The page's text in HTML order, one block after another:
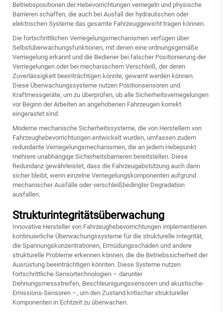
Betriebspositionen der Hebevorrichtungen verriegeln und physische
Barrieren schaffen, die auch bei Ausfall der hydraulischen oder
elektrischen Systeme das gesamte Fahrzeuggewicht tragen können.
Die fortschrittlichen Verriegelungsmechanismen verfügen über
Selbstüberwachungsfunktionen, mit denen eine ordnungsgemäße
Verriegelung erkannt und die Bediener bei falscher Positionierung der
Verriegelungen oder bei mechanischem Verschleiß, der deren
Zuverlässigkeit beeinträchtigen könnte, gewarnt werden können.
Diese Überwachungssysteme nutzen Positionsensoren und
Kraftmessgeräte, um zu überprüfen, ob alle Sicherheitsverriegelungen
vor Beginn der Arbeiten an angehobenen Fahrzeugen korrekt
eingerastet sind.
Moderne mechanische Sicherheitssysteme, die von Herstellern von
Fahrzeughebevorrichtungen entwickelt wurden, umfassen zudem
redundante Verriegelungsmechanismen, die an jedem Hebepunkt
mehrere unabhängige Sicherheitsbarrieren bereitstellen. Diese
Redundanz gewährleistet, dass die Fahrzeugabstützung auch dann
sicher bleibt, wenn einzelne Verriegelungskomponenten aufgrund
mechanischer Ausfälle oder verschleißbedingter Degradation
ausfallen.
Strukturintegritätsüberwachung
Innovative Hersteller von Fahrzeughebevorrichtungen implementieren
kontinuierliche Überwachungssysteme für die strukturelle Integrität,
die Spannungskonzentrationen, Ermüdungsschäden und andere
strukturelle Probleme erkennen können, die die Betriebssicherheit der
Ausrüstung beeinträchtigen könnten. Diese Systeme nutzen
fortschrittliche Sensortechnologien – darunter
Dehnungsmessstreifen, Beschleunigungssensoren und akustische-
Emissions-Sensoren –, um den Zustand kritischer struktureller
Komponenten in Echtzeit zu überwachen.